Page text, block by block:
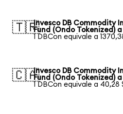
🇹🇷Invesco DB Commodity
Fund (Ondo Tokenized)
1 DBCon equivale a
🇨🇦Invesco DB Commodity
Fund (Ondo Tokenized)
1 DBCon equivale a 40,28